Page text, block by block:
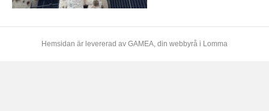
Hemsidan är levererad av GAMEA, din webbyrå i Lomma